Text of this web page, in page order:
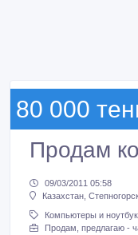
80 000
Продам
09/03/2011 05:58
Казахстан,
Компьютеры и
Продам, предлагаю -